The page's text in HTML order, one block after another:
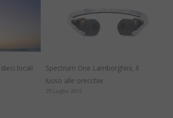
locali
Spectrum One Lamborghini, il
lusso alle orecchie
29 Luglio 2015